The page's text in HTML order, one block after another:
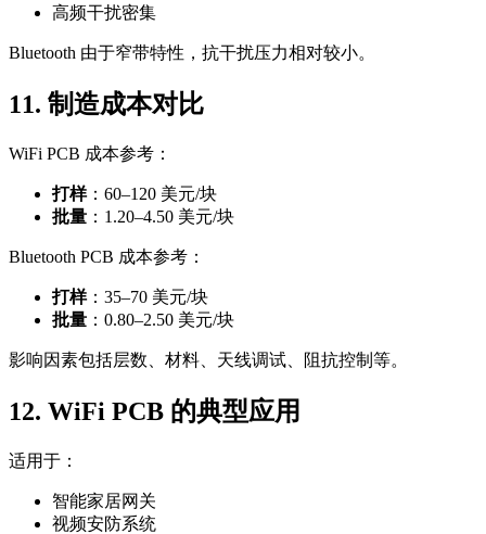
高频干扰密集
Bluetooth 由于窄带特性，抗干扰压力相对较小。
11. 制造成本对比
WiFi PCB 成本参考：
打样：60–120 美元/块
批量 ：1.20–4.50 美元/块
Bluetooth PCB 成本参考：
打样：35–70 美元/块
批量 ：0.80–2.50 美元/块
影响因素包括层数、材料、天线调试、阻抗控制等。
12. WiFi PCB 的典型应用
适用于：
智能家居网关
视频安防系统